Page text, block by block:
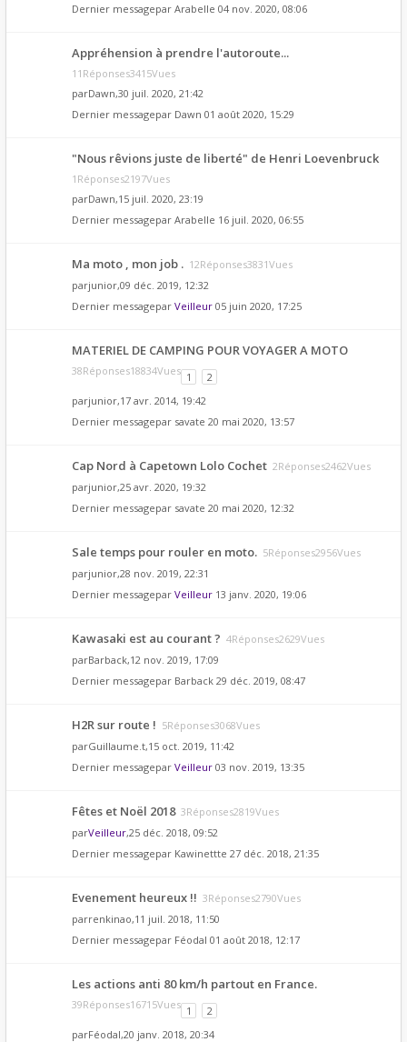
Dernier messagepar Arabelle 04 nov. 2020, 08:06
Appréhension à prendre l'autoroute...
11Réponses3415Vues
parDawn,30 juil. 2020, 21:42
Dernier messagepar Dawn 01 août 2020, 15:29
"Nous rêvions juste de liberté" de Henri Loevenbruck
1Réponses2197Vues
parDawn,15 juil. 2020, 23:19
Dernier messagepar Arabelle 16 juil. 2020, 06:55
Ma moto , mon job . 12Réponses3831Vues
parjunior,09 déc. 2019, 12:32
Dernier messagepar Veilleur 05 juin 2020, 17:25
MATERIEL DE CAMPING POUR VOYAGER A MOTO
38Réponses18834Vues 1
2
parjunior,17 avr. 2014, 19:42
Dernier messagepar savate 20 mai 2020, 13:57
Cap Nord à Capetown Lolo Cochet 2Réponses2462Vues
parjunior,25 avr. 2020, 19:32
Dernier messagepar savate 20 mai 2020, 12:32
Sale temps pour rouler en moto. 5Réponses2956Vues
parjunior,28 nov. 2019, 22:31
Dernier messagepar Veilleur 13 janv. 2020, 19:06
Kawasaki est au courant ? 4Réponses2629Vues
parBarback,12 nov. 2019, 17:09
Dernier messagepar Barback 29 déc. 2019, 08:47
H2R sur route ! 5Réponses3068Vues
parGuillaume.t,15 oct. 2019, 11:42
Dernier messagepar Veilleur 03 nov. 2019, 13:35
Fêtes et Noël 2018 3Réponses2819Vues
parVeilleur,25 déc. 2018, 09:52
Dernier messagepar Kawinettte 27 déc. 2018, 21:35
Evenement heureux !! 3Réponses2790Vues
parrenkinao,11 juil. 2018, 11:50
Dernier messagepar Féodal 01 août 2018, 12:17
Les actions anti 80 km/h partout en France.
39Réponses16715Vues 1
2
parFéodal,20 janv. 2018, 20:34